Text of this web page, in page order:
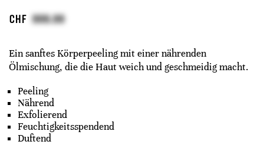
CHF
Ein sanftes Körperpeeling mit einer nährenden
Ölmischung, die die Haut weich und geschmeidig macht.
Peeling
Nährend
Exfolierend
Feuchtigkeitsspendend
Duftend